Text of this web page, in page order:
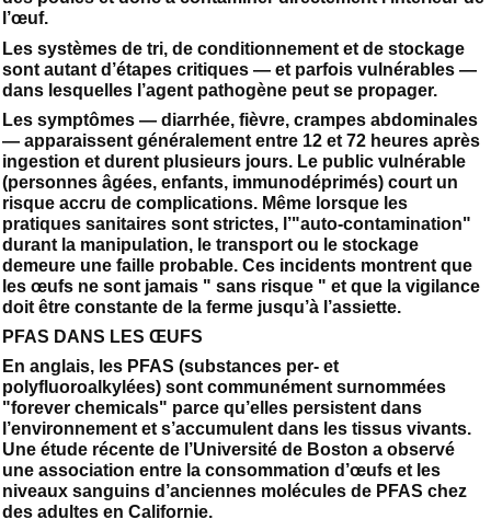
l’œuf.
Les systèmes de tri, de conditionnement et de stockage
sont autant d’étapes critiques — et parfois vulnérables —
dans lesquelles l’agent pathogène peut se propager.
Les symptômes — diarrhée, fièvre, crampes abdominales
— apparaissent généralement entre 12 et 72 heures après
ingestion et durent plusieurs jours. Le public vulnérable
(personnes âgées, enfants, immunodéprimés) court un
risque accru de complications. Même lorsque les
pratiques sanitaires sont strictes, l’"auto-contamination"
durant la manipulation, le transport ou le stockage
demeure une faille probable. Ces incidents montrent que
les œufs ne sont jamais " sans risque " et que la vigilance
doit être constante de la ferme jusqu’à l’assiette.
PFAS DANS LES ŒUFS
En anglais, les PFAS (substances per- et
polyfluoroalkylées) sont communément surnommées
"forever chemicals" parce qu’elles persistent dans
l’environnement et s’accumulent dans les tissus vivants.
Une étude récente de l’Université de Boston a observé
une association entre la consommation d’œufs et les
niveaux sanguins d’anciennes molécules de PFAS chez
des adultes en Californie.